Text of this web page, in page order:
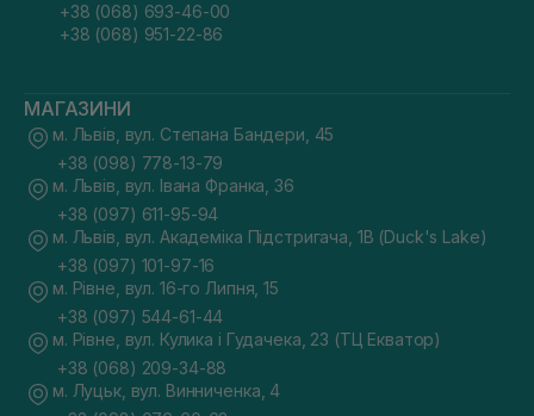
+38 (068) 693-46-00
+38 (068) 951-22-86
МАГАЗИНИ
м. Львів, вул. Степана Бандери, 45
+38 (098) 778-13-79
м. Львів, вул. Івана Франка, 36
+38 (097) 611-95-94
м. Львів, вул. Академіка Підстригача, 1В (Duck's Lake)
+38 (097) 101-97-16
м. Рівне, вул. 16-го Липня, 15
+38 (097) 544-61-44
м. Рівне, вул. Кулика і Гудачека, 23 (ТЦ Екватор)
+38 (068) 209-34-88
м. Луцьк, вул. Винниченка, 4